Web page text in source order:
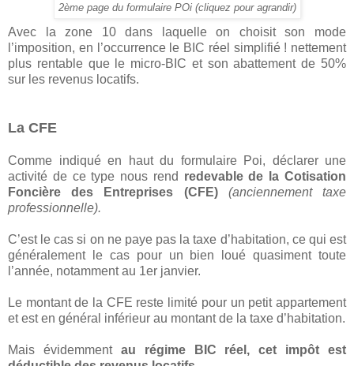
2ème page du formulaire POi (cliquez pour agrandir)
Avec la zone 10 dans laquelle on choisit son mode
l’imposition, en l’occurrence le BIC réel simplifié ! nettement
plus rentable que le micro-BIC et son abattement de 50%
sur les revenus locatifs.
La CFE
Comme indiqué en haut du formulaire Poi, déclarer une
activité de ce type nous rend redevable de la Cotisation
Foncière des Entreprises (CFE)
(anciennement taxe
professionnelle).
C’est le cas si on ne paye pas la taxe d’habitation, ce qui est
généralement le cas pour un bien loué quasiment toute
l’année, notamment au 1er janvier.
Le montant de la CFE reste limité pour un petit appartement
et est en général inférieur au montant de la taxe d’habitation.
Mais évidemment au régime BIC réel, cet impôt est